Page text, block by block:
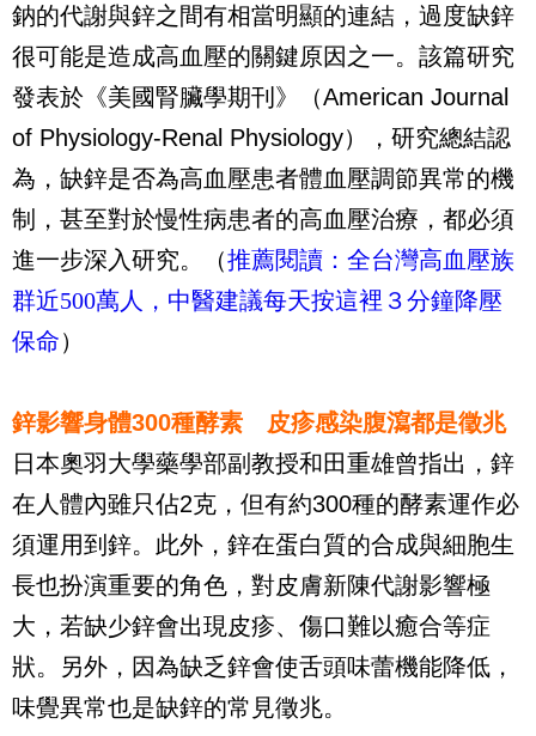
鈉的代謝與鋅之間有相當明顯的連結，過度缺鋅
很可能是造成高血壓的關鍵原因之一。該篇研究
發表於《美國腎臟學期刊》（American Journal
of Physiology-Renal Physiology），研究總結認
為，缺鋅是否為高血壓患者體血壓調節異常的機
制，甚至對於慢性病患者的高血壓治療，都必須
進一步深入研究。（推薦閱讀：全台灣高血壓族
群近500萬人，中醫建議每天按這裡３分鐘降壓
保命）
鋅影響身體300種酵素 皮疹感染腹瀉都是徵兆
日本奧羽大學藥學部副教授和田重雄曾指出，鋅
在人體內雖只佔2克，但有約300種的酵素運作必
須運用到鋅。此外，鋅在蛋白質的合成與細胞生
長也扮演重要的角色，對皮膚新陳代謝影響極
大，若缺少鋅會出現皮疹、傷口難以癒合等症
狀。另外，因為缺乏鋅會使舌頭味蕾機能降低，
味覺異常也是缺鋅的常見徵兆。